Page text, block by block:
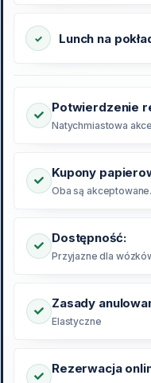
Lunch na
Potwierdzenie
Natychmiastowa
Kupony
Oba są akceptowane.
Dostępność:
Przyjazne dla
Zasady
Elastyczne
Rezerwacja